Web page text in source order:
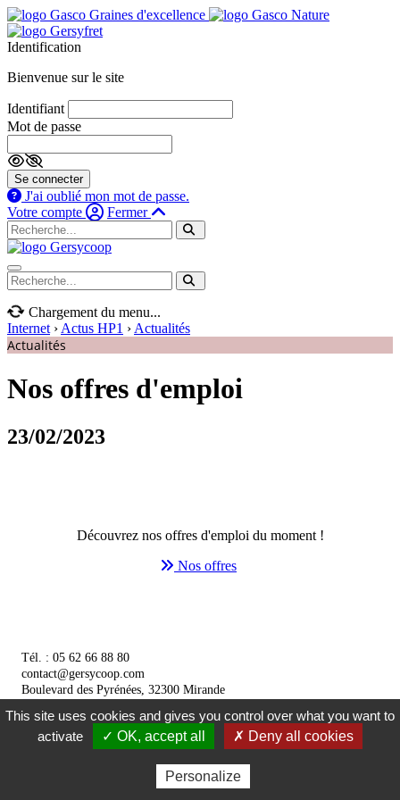
Identification
Bienvenue sur le site
Identifiant
Mot de passe
Se connecter
J'ai oublié mon mot de passe.
Votre compte
Fermer
Navigation mobile
Chargement du menu...
Internet › Actus HP1 › Actualités
Actualités
Nos offres d'emploi
23/02/2023
Découvrez nos offres d'emploi du moment !
Nos offres
Tél. : 05 62 66 88 80
contact@gersycoop.com
Boulevard des Pyrénées, 32300 Mirande
‌
Gestion des cookiesMentions légales Réalisé par
This site uses cookies and gives you control over what you want to
activate
✓ OK, accept all ✗ Deny all cookies
Personalize